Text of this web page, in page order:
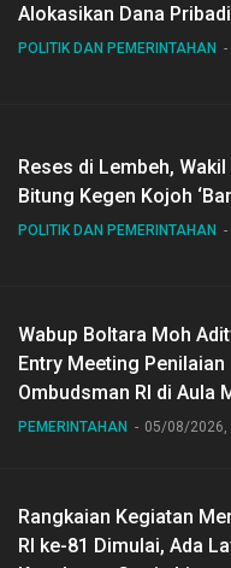
Alokasikan Dana
POLITIK DAN PEMERINTAHAN
Reses di Lembeh, Wakil
Bitung Kegen Kojoh
POLITIK DAN PEMERINTAHAN
Wabup Boltara Moh
Entry Meeting Penilaian
Ombudsman RI di Aula
Gubernur Sulut
PEMERINTAHAN 05/08/2026,
Rangkaian Kegiatan
RI ke-81 Dimulai, Ada